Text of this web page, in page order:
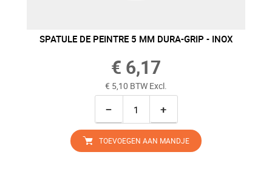
SPATULE DE PEINTRE 5 MM DURA-GRIP - INOX
€ 6,17
€ 5,10 BTW Excl.
− +
TOEVOEGEN AAN MANDJE